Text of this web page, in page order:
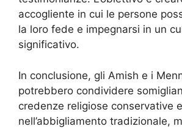
accogliente in cui le persone
la loro fede e impegnarsi in un
significativo.
In conclusione, gli Amish e i
potrebbero condividere
credenze religiose conservative e
nell’abbigliamento tradizionale,